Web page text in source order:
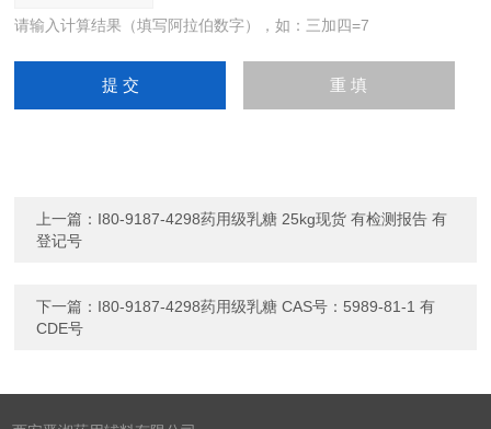
请输入计算结果（填写阿拉伯数字），如：三加四=7
上一篇： I80-9187-4298药用级乳糖 25kg现货 有检测报告 有
登记号
下一篇： I80-9187-4298药用级乳糖 CAS号：5989-81-1 有
CDE号